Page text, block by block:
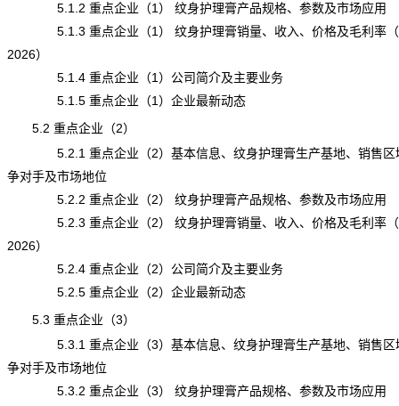
5.1.2 重点企业（1） 纹身护理膏产品规格、参数及市场应用
5.1.3 重点企业（1） 纹身护理膏销量、收入、价格及毛利率（
2026）
5.1.4 重点企业（1）公司简介及主要业务
5.1.5 重点企业（1）企业最新动态
5.2 重点企业（2）
5.2.1 重点企业（2）基本信息、纹身护理膏生产基地、销售区
争对手及市场地位
5.2.2 重点企业（2） 纹身护理膏产品规格、参数及市场应用
5.2.3 重点企业（2） 纹身护理膏销量、收入、价格及毛利率（
2026）
5.2.4 重点企业（2）公司简介及主要业务
5.2.5 重点企业（2）企业最新动态
5.3 重点企业（3）
5.3.1 重点企业（3）基本信息、纹身护理膏生产基地、销售区
争对手及市场地位
5.3.2 重点企业（3） 纹身护理膏产品规格、参数及市场应用